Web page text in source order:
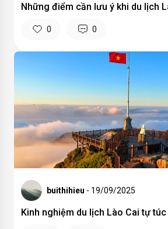
Những điểm cần lưu ý khi du lịch
0 0
buithihieu - 19/09/2025
Kinh nghiệm du lịch Lào Cai tự